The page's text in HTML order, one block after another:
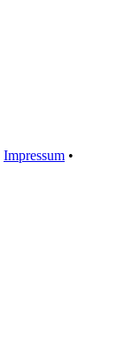
Impressum •